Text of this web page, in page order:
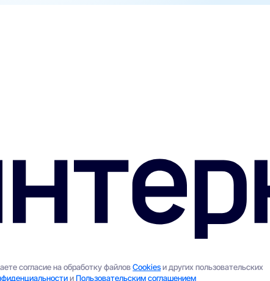
согласие на обработку файловCookiesи других пользовательских
иПользовательским соглашением